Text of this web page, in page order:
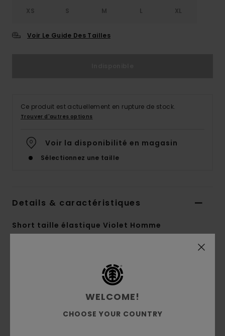
XS S M L XL
Voir Le Guide Des Tailles
Ce produit est actuellement en rupture de stock.
Trouver d'autres options
Voir la disponibilité en magasin
Sélectionnez une taille
Details & caractéristiques
Short taille élastique Violet Homme
sergé doux en coton recyclé, coton
brut et élasthanne
WELCOME!
CHOOSE YOUR COUNTRY